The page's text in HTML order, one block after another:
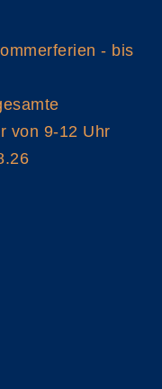
- bis
von 9-12 Uhr